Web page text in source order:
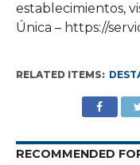
establecimientos,
Única – https://
RELATED ITEMS:
RECOMMENDED